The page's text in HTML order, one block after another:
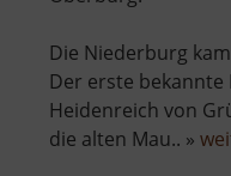
Die Niederburg
Der erste bekannte
Heidenreich von
die alten Mau.. »